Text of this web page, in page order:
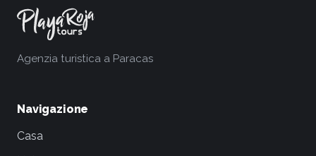
Agenzia turistica a Paracas
Navigazione
Casa